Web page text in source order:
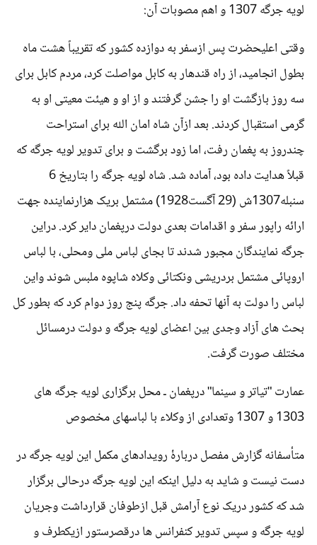
لویه جرگه 1307 و اهم مصوبات آن:
وقتی اعلیحضرت پس ازسفر به دوازده کشور که تقریباً هشت ماه
بطول انجامید، از راه قندهار به کابل مواصلت کرد، مردم کابل برای
سه روز بازگشت او را جشن گرفتند و از او و هیئت معیتی او به
گرمی استقبال کردند. بعد ازآن شاه امان الله برای استراحت
چندروز به پغمان رفت، اما زود برگشت و برای تدویر لویه جرگه که
قبلاً هدایت داده بود، آماده شد. شاه لویه جرگه را بتاریخ 6
سنبله1307ش (29 آگست1928) مشتمل بریک هزارنماینده جهت
ارائه راپور سفر و اقدامات بعدی دولت درپغمان دایر کرد. دراین
جرگه نمایندگان مجبور شدند تا بجای لباس ملی ومحلی، با لباس
اروپائی مشتمل بردریشی ونکتائی وکلاه شاپوه ملبس شوند واین
لباس را دولت به آنها تحفه داد. جرگه پنج روز دوام کرد که بطور کل
بحث های آزاد وجدی بین اعضای لویه جرگه و دولت درمسائل
مختلف صورت گرفت.
عمارت "تیاتر و سینما" درپغمان ـ محل برگزاری لویه جرگه های
1303 و 1307 وتعدادی از وکلاء با لباسهای مخصوص
متأسفانه گزارش مفصل دربارۀ رویدادهای مکمل این لویه جرگه در
دست نیست و شاید به دلیل اینکه این لویه جرگه درحالی برگزار
شد که کشور دریک نوع آرامش قبل ازطوفان قرارداشت وجریان
لویه جرگه و سپس تدویر کنفرانس ها درقصرستور ازیکطرف و